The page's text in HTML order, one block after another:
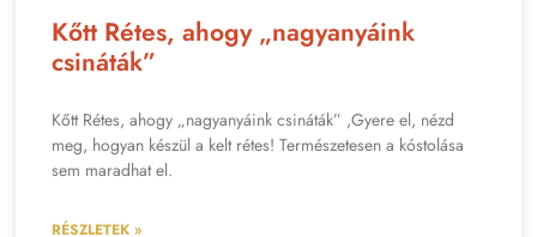
Kőtt Rétes, ahogy „nagyanyáink
csináták”
Kőtt Rétes, ahogy „nagyanyáink csináták” ,Gyere el, nézd
meg, hogyan készül a kelt rétes! Természetesen a kóstolása
sem maradhat el.
RÉSZLETEK »